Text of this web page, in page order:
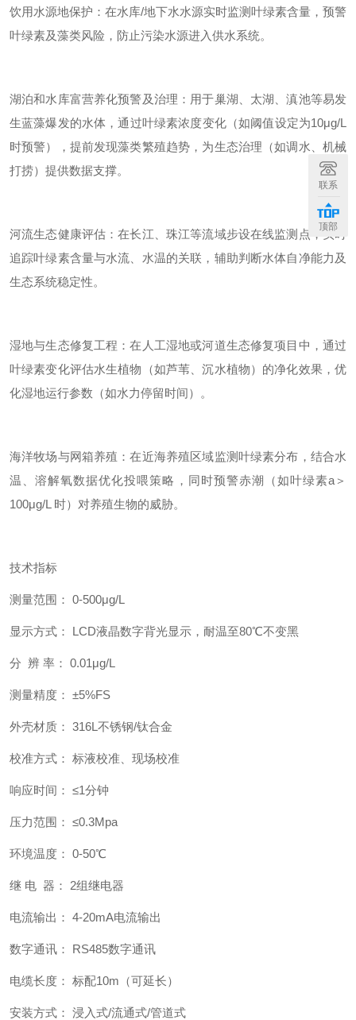
饮用水源地保护：在水库/地下水水源实时监测叶绿素含量，预警
叶绿素及藻类风险，防止污染水源进入供水系统。
湖泊和水库富营养化预警及治理：用于巢湖、太湖、滇池等易发
生蓝藻爆发的水体，通过叶绿素浓度变化（如阈值设定为10μg/L
时预警），提前发现藻类繁殖趋势，为生态治理（如调水、机械
打捞）提供数据支撑。
河流生态健康评估：在长江、珠江等流域步设在线监测点，实时
追踪叶绿素含量与水流、水温的关联，辅助判断水体自净能力及
生态系统稳定性。
湿地与生态修复工程：在人工湿地或河道生态修复项目中，通过
叶绿素变化评估水生植物（如芦苇、沉水植物）的净化效果，优
化湿地运行参数（如水力停留时间）。
海洋牧场与网箱养殖：在近海养殖区域监测叶绿素分布，结合水
温、溶解氧数据优化投喂策略，同时预警赤潮（如叶绿素a＞
100μg/L 时）对养殖生物的威胁。
技术指标
测量范围： 0-500μg/L
显示方式： LCD液晶数字背光显示，耐温至80℃不变黑
分 辨 率： 0.01μg/L
测量精度： ±5%FS
外壳材质： 316L不锈钢/钛合金
校准方式： 标液校准、现场校准
响应时间： ≤1分钟
压力范围： ≤0.3Mpa
环境温度： 0-50℃
继 电 器： 2组继电器
电流输出： 4-20mA电流输出
数字通讯： RS485数字通讯
电缆长度： 标配10m（可延长）
安装方式： 浸入式/流通式/管道式
联系
顶部